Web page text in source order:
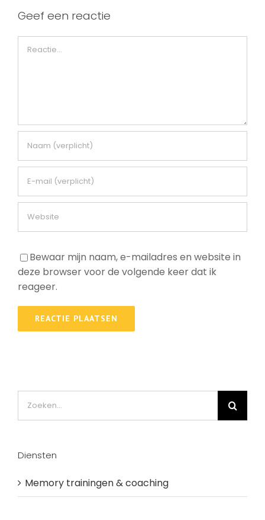
Geef een reactie
Bewaar mijn naam, e-mailadres en website in
deze browser voor de volgende keer dat ik
reageer.
naar:
Diensten
Memory trainingen & coaching